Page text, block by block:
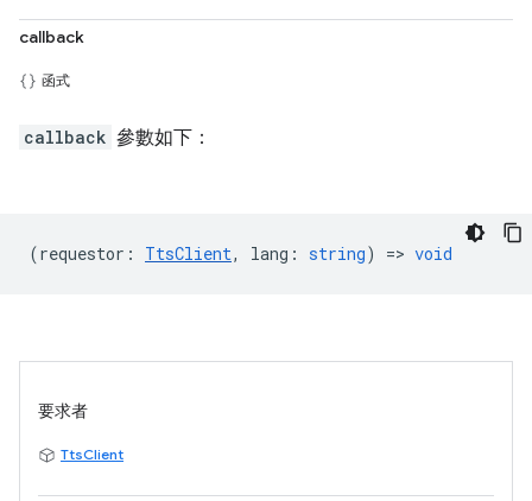
callback
函式
callback 參數如下：
(requestor : TtsClient, lang : string) => void
要求者
TtsClient